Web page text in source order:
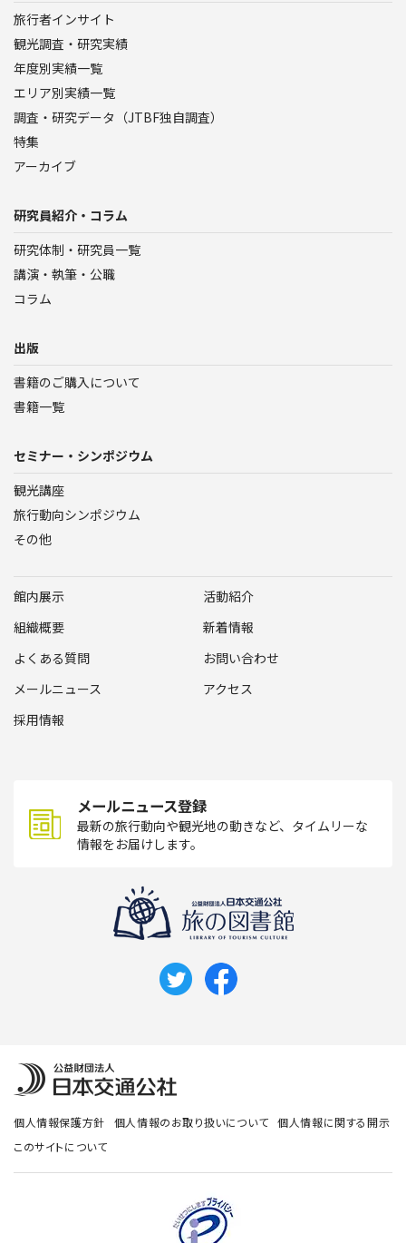
旅行者インサイト
観光調査・研究実績
年度別実績一覧
エリア別実績一覧
調査・研究データ（JTBF独自調査）
特集
アーカイブ
研究員紹介・コラム
研究体制・研究員一覧
講演・執筆・公職
コラム
出版
書籍のご購入について
書籍一覧
セミナー・シンポジウム
観光講座
旅行動向シンポジウム
その他
館内展示
活動紹介
組織概要
新着情報
よくある質問
お問い合わせ
メールニュース
アクセス
採用情報
メールニュース登録
最新の旅行動向や観光地の動きなど、タイムリーな
情報をお届けします。
個人情報保護方針 個人情報のお取り扱いについて
個人情報に関する開示
このサイトについて